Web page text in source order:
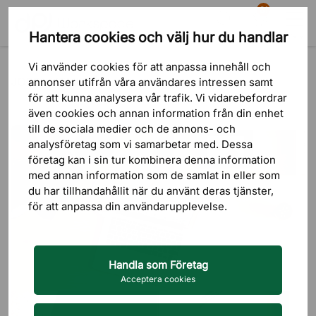
Hantera cookies och välj hur du handlar
Vi använder cookies för att anpassa innehåll och
annonser utifrån våra användares intressen samt
för att kunna analysera vår trafik. Vi vidarebefordrar
även cookies och annan information från din enhet
till de sociala medier och de annons- och
analysföretag som vi samarbetar med. Dessa
företag kan i sin tur kombinera denna information
med annan information som de samlat in eller som
du har tillhandahållit när du använt deras tjänster,
för att anpassa din användarupplevelse.
Handla som Företag
Acceptera cookies
Sök
81
Varukorg Meny
JOBBA HEMIFRÅN